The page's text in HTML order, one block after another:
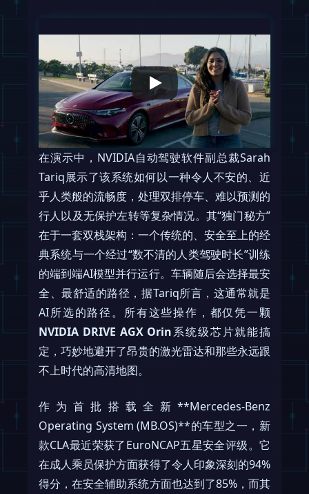
在演示中，NVIDIA自动驾驶软件副总裁Sarah
Tariq展示了该系统如何以一种令人不安的、近
乎人类般的流畅度，处理双排停车、难以预测的
行人以及无保护左转等复杂情况。其“独门秘方”
在于一套双栈架构：一个传统的、安全至上的经
典系统与一个经过“数不清的人类驾驶时长”训练
的端到端AI模型并行运行。车辆随后会选择最安
全、最舒适的路径，据Tariq所言，这通常就是
AI所选的路径。所有这些操作，都仅凭一颗
NVIDIA DRIVE AGX Orin系统级芯片就能搞
定，巧妙地避开了昂贵的激光雷达和那些永远跟
不上时代的高清地图。
作为首批搭载全新**Mercedes-Benz
Operating System (MB.OS)**的车型之一，新
款CLA最近荣获了EuroNCAP五星安全评级。它
在成人乘员保护方面获得了令人印象深刻的94%
得分，在安全辅助系统方面也达到了85%，而其